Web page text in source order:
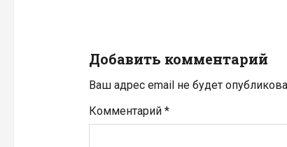
я
п
о
Добавить комментарий
Ваш адрес email не будет
Комментарий *